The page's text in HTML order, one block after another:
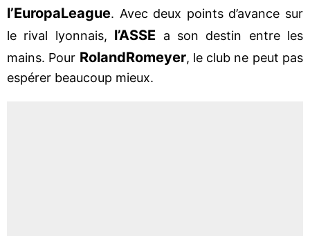
l’EuropaLeague. Avec deux points d’avance sur
le rival lyonnais, l’ASSE a son destin entre les
mains. Pour RolandRomeyer, le club ne peut pas
espérer beaucoup mieux.